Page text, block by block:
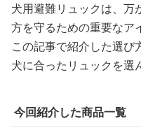
犬用避難リュックは、万
方を守るための重要なア
この記事で紹介した選び
犬に合ったリュックを選
今回紹介した商品一覧